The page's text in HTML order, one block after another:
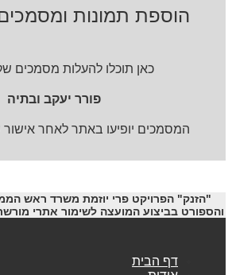
הוספת תמונות ומסמכים
כאן תוכלו להעלות מסמכים
פורר יעקב ובתיה
המסמכים יופיעו באתר לאחר
"הזנק" הפרויקט פרי יוזמת משרד ראש
והספורט בביצוע המועצה לשימור אתרי מורשת
דף הבית